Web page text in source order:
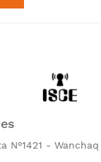
N°1421 -